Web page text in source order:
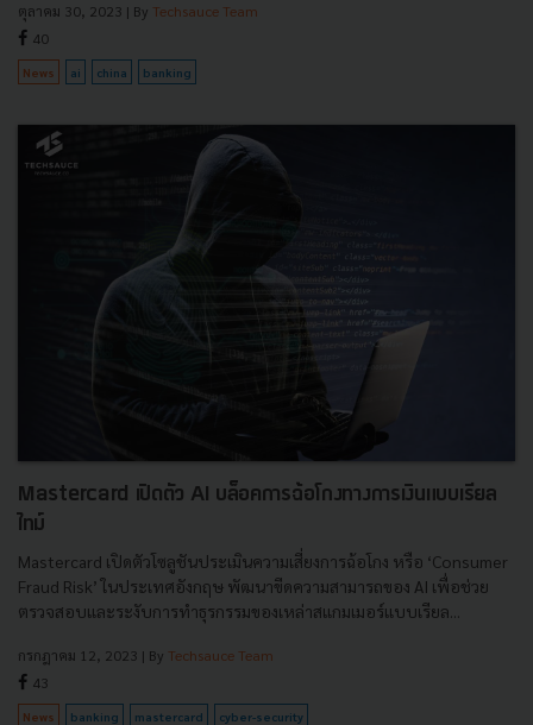
ตุลาคม 30, 2023 | By Techsauce Team
40
News ai china banking
Mastercard เปิดตัว AI บล็อคการฉ้อโกงทางการเงินแบบเรียล
ไทม์
Mastercard เปิดตัวโซลูชันประเมินความเสี่ยงการฉ้อโกง หรือ ‘Consumer
Fraud Risk’ ในประเทศอังกฤษ พัฒนาขีดความสามารถของ AI เพื่อช่วย
ตรวจสอบและระงับการทำธุรกรรมของเหล่าสแกมเมอร์แบบเรียล...
กรกฎาคม 12, 2023 | By Techsauce Team
43
News banking mastercard cyber-security